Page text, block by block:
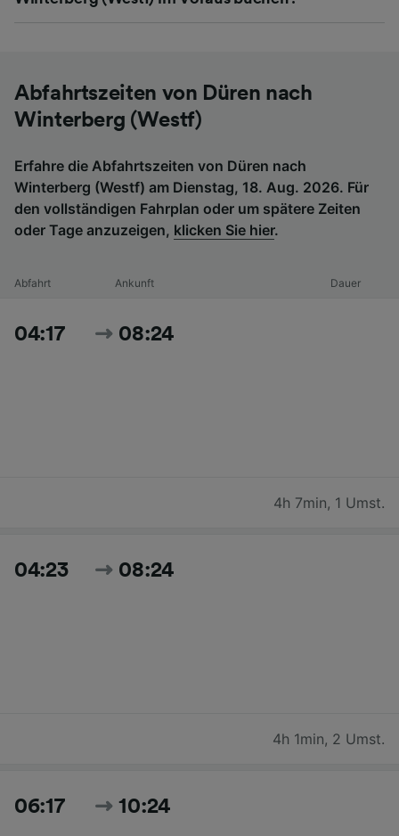
Abfahrtszeiten von Düren nach
Winterberg (Westf)
Erfahre die Abfahrtszeiten von Düren nach
Winterberg (Westf) am Dienstag, 18. Aug. 2026. Für
den vollständigen Fahrplan oder um spätere Zeiten
oder Tage anzuzeigen, klicken Sie hier.
Abfahrt Ankunft Dauer
04:17 08:24
4h 7min, 1 Umst.
04:23 08:24
4h 1min, 2 Umst.
06:17 10:24